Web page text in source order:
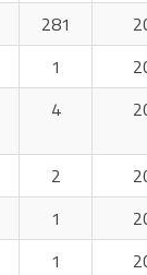
281
1
4
2
1
1